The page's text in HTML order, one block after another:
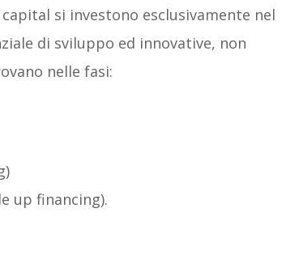
si investono esclusivamente nel
di sviluppo ed innovative, non
nelle fasi:
up financing).